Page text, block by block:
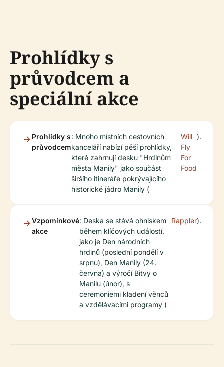
Prohlídky s
průvodcem a
speciální akce
Prohlídky s
průvodcem
: Mnoho místních cestovních
kanceláří nabízí pěší prohlídky,
které zahrnují desku "Hrdinům
města Manily" jako součást
širšího itineráře pokrývajícího
historické jádro Manily (
Will
Fly
For
Food
).
Vzpomínkové
akce
: Deska se stává ohniskem
během klíčových událostí,
jako je Den národních
hrdinů (poslední pondělí v
srpnu), Den Manily (24.
června) a výročí Bitvy o
Manilu (únor), s
ceremoniemi kladení věnců
a vzdělávacími programy (
Rappler).